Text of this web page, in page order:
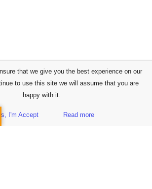
that we give you the best experience on our
to use this site we will assume that you are
happy with it.
I'm Accept Read more